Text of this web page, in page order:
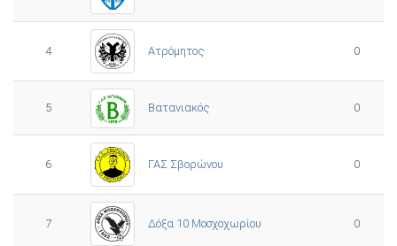
4 Ατρόμητος 0
5 Βατανιακός 0
6 ΓΑΣ Σβορώνου 0
7 Δόξα 10 Μοσχοχωρίου 0